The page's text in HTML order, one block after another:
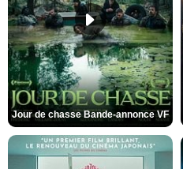
Jour de chasse Bande-annonce VF